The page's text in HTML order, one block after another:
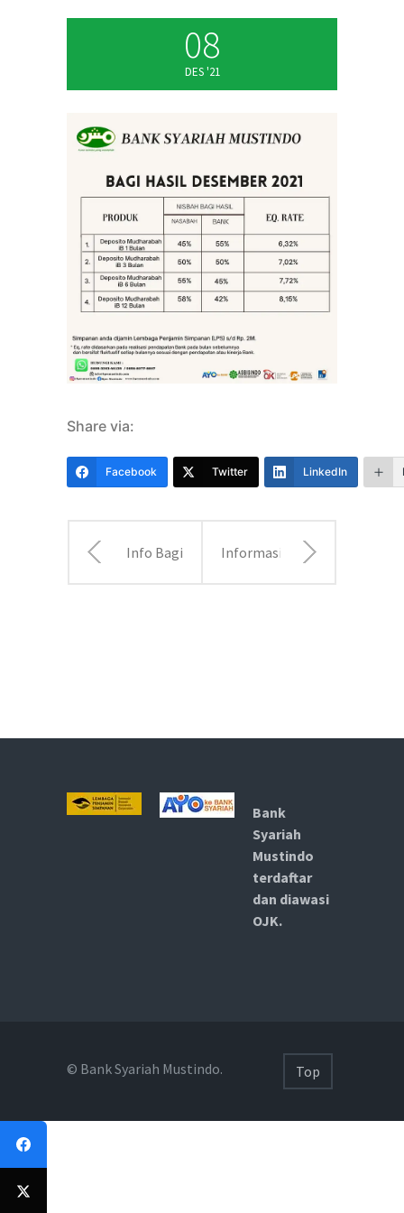
08
DES '21
Share via:
Facebook Twitter LinkedIn
Info Bagi Informasi
Bank
Syariah
Mustindo
terdaftar
dan diawasi
OJK.
© Bank Syariah Mustindo. Top